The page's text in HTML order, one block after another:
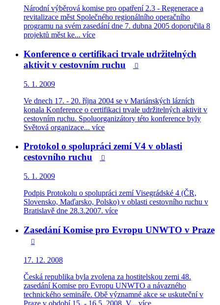
Národní výběrová komise pro opatření 2.3 - Regenerace a
revitalizace měst Společného regionálního operačního
programu na svém zasedání dne 7. dubna 2005 doporučila 8
projektů měst ke... více
Konference o certifikaci trvale udržitelných
aktivit v cestovním ruchu

5. 1. 2009
Ve dnech 17. - 20. října 2004 se v Mariánských lázních
konala Konference o certifikaci trvale udržitelných aktivit v
cestovním ruchu. Spoluorganizátory této konference byly
Světová organizace... více
Protokol o spolupráci zemí V4 v oblasti
cestovního ruchu

5. 1. 2009
Podpis Protokolu o spolupráci zemí Visegrádské 4 (ČR,
Slovensko, Maďarsko, Polsko) v oblasti cestovního ruchu v
Bratislavě dne 28.3.2007. více
Zasedání Komise pro Evropu UNWTO v Praze

17. 12. 2008
Česká republika byla zvolena za hostitelskou zemi 48.
zasedání Komise pro Evropu UNWTO a návazného
technického semináře. Obě významné akce se uskuteční v
Praze v období 15. - 16.5. 2008. V... více